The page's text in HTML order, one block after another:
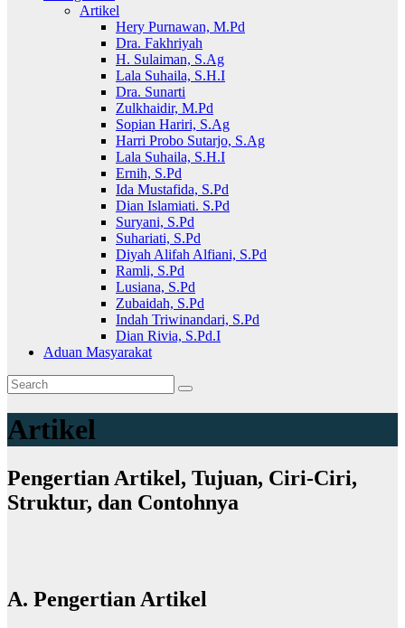
Artikel
Hery Purnawan, M.Pd
Dra. Fakhriyah
H. Sulaiman, S.Ag
Lala Suhaila, S.H.I
Dra. Sunarti
Zulkhaidir, M.Pd
Sopian Hariri, S.Ag
Harri Probo Sutarjo, S.Ag
Lala Suhaila, S.H.I
Ernih, S.Pd
Ida Mustafida, S.Pd
Dian Islamiati. S.Pd
Suryani, S.Pd
Suhariati, S.Pd
Diyah Alifah Alfiani, S.Pd
Ramli, S.Pd
Lusiana, S.Pd
Zubaidah, S.Pd
Indah Triwinandari, S.Pd
Dian Rivia, S.Pd.I
Aduan Masyarakat
Artikel
Pengertian Artikel, Tujuan, Ciri-Ciri,
Struktur, dan Contohnya
A. Pengertian Artikel